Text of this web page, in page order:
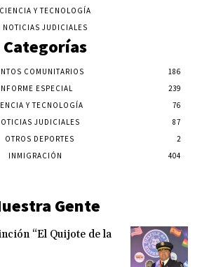
CIENCIA Y TECNOLOGÍA
NOTICIAS JUDICIALES
Categorías
COMUNITARIOS
186
ESPECIAL
239
Y TECNOLOGÍA
76
JUDICIALES
87
OTROS DEPORTES
2
INMIGRACIÓN
404
Gente
“El Quijote de la